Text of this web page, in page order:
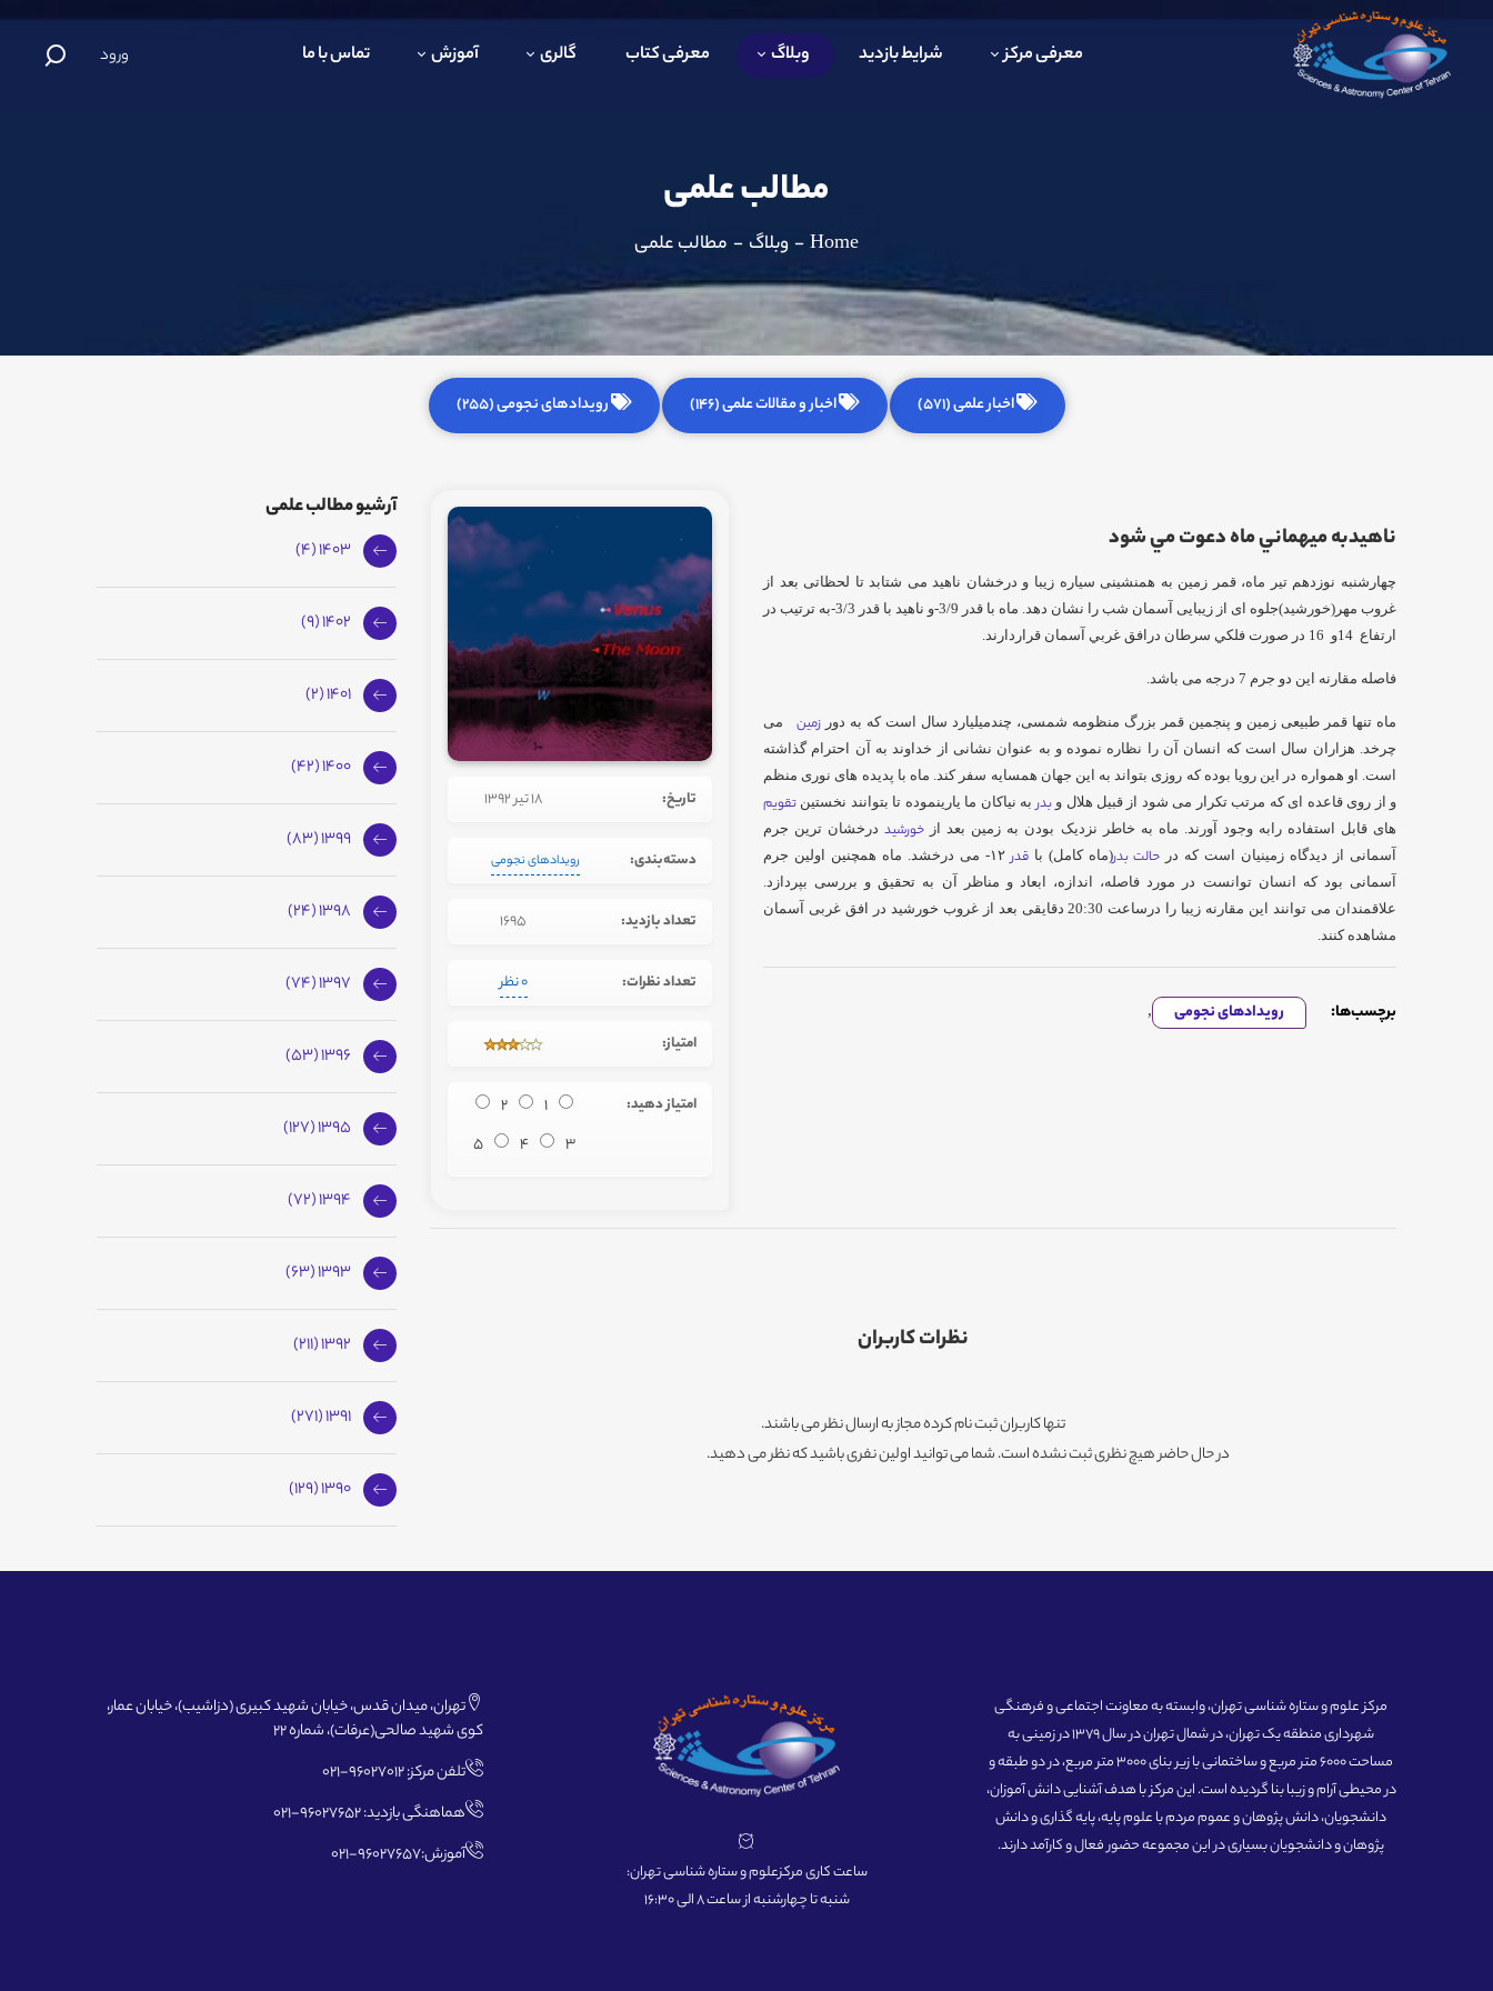
معرفی مرکز شرایط بازدید وبلاگ معرفی کتاب گالری آموزش تماس با ما ورود
مطالب علمی
Home
- وبلاگ - مطالب علمی
اخبار علمی (571) اخبار و مقالات علمی (146) رویدادهای نجومی (255)
ناهيدبه ميهماني ماه دعوت مي شود
چهارشنبه نوزدهم تیر ماه، قمر زمین به همنشینی سیاره زیبا و درخشان ناهید می شتابد تا لحظاتی بعد از
غروب مهر(خورشید)جلوه ای از زیبایی آسمان شب را نشان دهد. ماه با قدر 3/9-و ناهيد با قدر 3/3-به ترتيب در
ارتفاع 14و 16 در صورت فلكي سرطان درافق غربي آسمان قراردارند.
فاصله مقارنه این دو جرم 7 درجه می باشد.
ماه تنها قمر طبیعی زمین و پنجمین قمر بزرگ منظومه شمسی، چندمیلیارد سال است که به دور زمینمی
چرخد. هزاران سال است که انسان آن را نظاره نموده و به عنوان نشانی از خداوند به آن احترام گذاشته
است. او همواره در این رویا بوده که روزی بتواند به این جهان همسایه سفر کند. ماه با پدیده های نوری منظم
و از روی قاعده ای که مرتب تکرار می شود از قبیل هلال وبدر به نیاکان ما یارینموده تا بتوانند نخستین تقویم
های قابل استفاده رابه وجود آورند. ماه به خاطر نزدیک بودن به زمین بعد از خورشیددرخشان ترین جرم
آسمانی از دیدگاه زمینیان است که در حالت بدر(ماه کامل) با قدر
۱۲- می درخشد. ماه همچنین اولین جرم
آسمانی بود که انسان توانست در مورد فاصله، اندازه، ابعاد و مناظر آن به تحقیق و بررسی بپردازد.
علاقمندان می توانند این مقارنه زیبا را درساعت 20:30 دقایقی بعد از غروب خورشید در افق غربی آسمان
مشاهده کنند.
برچسب‌ها: رویدادهای نجومی ,
تاریخ: 18 تیر 1392
دسته‌بندی: رویدادهای نجومی
تعداد بازدید: 1695
تعداد نظرات: 0 نظر
امتیاز:
امتیاز دهید: 1
2
3
4
5
نظرات کاربران
تنها کاربران ثبت نام کرده مجاز به ارسال نظر می باشند.
در حال حاضر هیچ نظری ثبت نشده است. شما می توانید اولین نفری باشید که نظر می دهید.
آرشیو مطالب علمی
1403 (4)
1402 (9)
1401 (2)
1400 (42)
1399 (83)
1398 (24)
1397 (74)
1396 (53)
1395 (127)
1394 (72)
1393 (63)
1392 (211)
1391 (271)
1390 (129)
مرکز علوم و ستاره شناسی تهران، وابسته به معاونت اجتماعی و فرهنگی
شهرداری منطقه یک تهران، در شمال تهران در سال 1379 در زمینی به
مساحت 6000 متر مربع و ساختمانی با زیر بنای 3000 متر مربع، در دو طبقه و
در محیطی آرام و زیبا بنا گردیده است. این مرکز با هدف آشنایی دانش آموزان،
دانشجویان، دانش پژوهان و عموم مردم با علوم پایه، پایه گذاری و دانش
پژوهان و دانشجویان بسیاری در این مجموعه حضور فعال و کارآمد دارند.
ساعت کاری مرکزعلوم و ستاره شناسی تهران:
شنبه تا چهارشنبه از ساعت 8 الی 16:30
تهران، میدان قدس، خیابان شهید کبیری (دزاشیب)، خیابان عمار،
کوی شهید صالحی(عرفات)، شماره 22
تلفن مرکز: 96027012-021
هماهنگی بازدید: 96027652-021
آموزش:96027657-021